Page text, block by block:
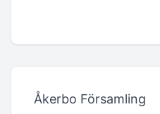
Åkerbo Församling